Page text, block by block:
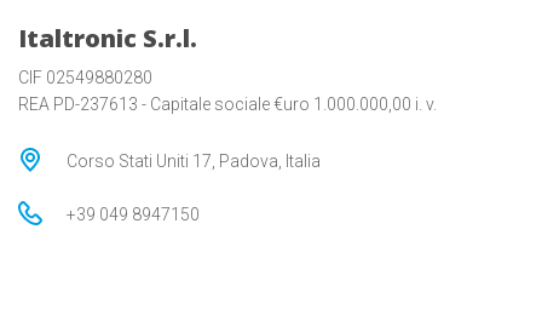
Italtronic S.r.l.
CIF 02549880280
REA PD-237613 - Capitale sociale €uro 1.000.000,00 i. v.
Corso Stati Uniti 17, Padova, Italia
+39 049 8947150